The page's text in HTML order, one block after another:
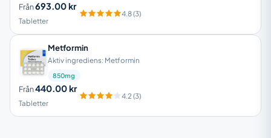
Metformin
Aktiv ingrediens: Metformin
850mg
Från440.00 kr
Tabletter
4.2 (3)
Från693.00 kr
Tabletter
4.8 (3)